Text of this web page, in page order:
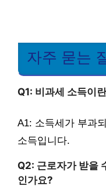
자주 묻는
Q1: 비과세 소득이
A1: 소득세가 부과
소득입니다.
Q2: 근로자가 받을
인가요?